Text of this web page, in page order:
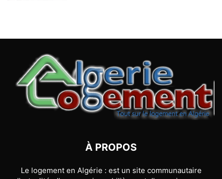
À PROPOS
Le logement en Algérie : est un site communautaire